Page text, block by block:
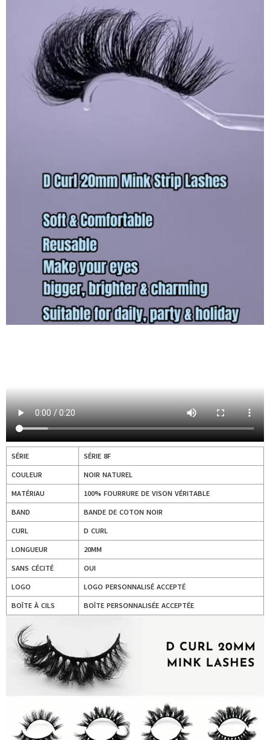
SÉRIE
SÉRIE 8F
COULEUR
NOIR NATUREL
MATÉRIAU
100% FOURRURE DE VISON VÉRITABLE
BAND
BANDE DE COTON NOIR
CURL
D CURL
LONGUEUR
20MM
SANS CÉCITÉ
OUI
LOGO
LOGO PERSONNALISÉ ACCEPTÉ
BOÎTE À CILS
BOÎTE PERSONNALISÉE ACCEPTÉE